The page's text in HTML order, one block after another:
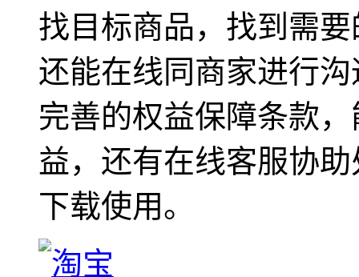
找目标商品，找到需
还能在线同商家进行
完善的权益保障条款
益，还有在线客服协
下载使用。